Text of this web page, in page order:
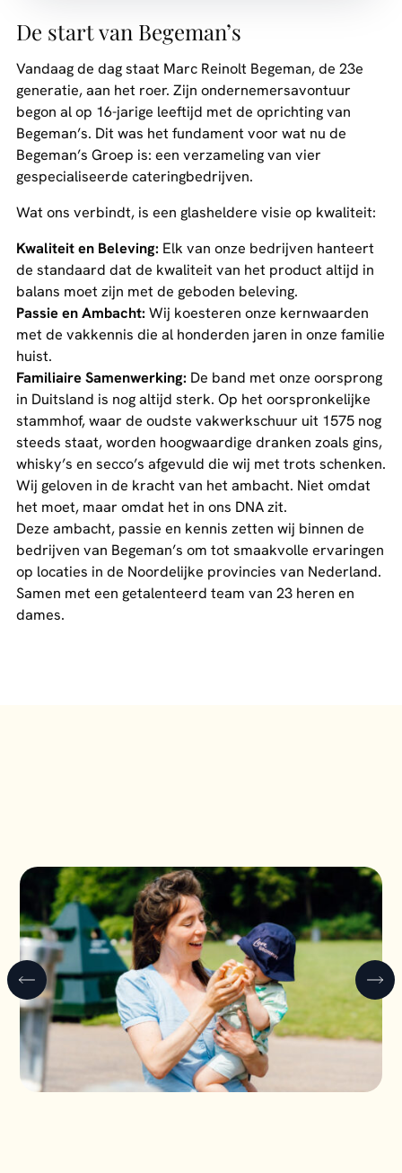
De start van Begeman’s
Vandaag de dag staat Marc Reinolt Begeman, de 23e
generatie, aan het roer. Zijn ondernemersavontuur
begon al op 16-jarige leeftijd met de oprichting van
Begeman’s. Dit was het fundament voor wat nu de
Begeman’s Groep is: een verzameling van vier
gespecialiseerde cateringbedrijven.
Wat ons verbindt, is een glasheldere visie op kwaliteit:
Kwaliteit en Beleving: Elk van onze bedrijven hanteert
de standaard dat de kwaliteit van het product altijd in
balans moet zijn met de geboden beleving.
Passie en Ambacht: Wij koesteren onze kernwaarden
met de vakkennis die al honderden jaren in onze familie
huist.
Familiaire Samenwerking: De band met onze oorsprong
in Duitsland is nog altijd sterk. Op het oorspronkelijke
stammhof, waar de oudste vakwerkschuur uit 1575 nog
steeds staat, worden hoogwaardige dranken zoals gins,
whisky’s en secco’s afgevuld die wij met trots schenken.
Wij geloven in de kracht van het ambacht. Niet omdat
het moet, maar omdat het in ons DNA zit.
Deze ambacht, passie en kennis zetten wij binnen de
bedrijven van Begeman’s om tot smaakvolle ervaringen
op locaties in de Noordelijke provincies van Nederland.
Samen met een getalenteerd team van 23 heren en
dames.